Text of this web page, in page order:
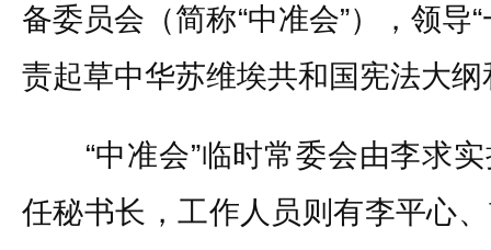
备委员会（简称“中准会”），领导
责起草中华苏维埃共和国宪法大
“中准会”临时常委会由李求实
任秘书长，工作人员则有李平心